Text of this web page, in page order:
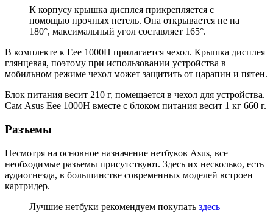
К корпусу крышка дисплея прикрепляется с
помощью прочных петель. Она открывается не на
180°, максимальный угол составляет 165°.
В комплекте к Eee 1000H прилагается чехол. Крышка дисплея
глянцевая, поэтому при использовании устройства в
мобильном режиме чехол может защитить от царапин и пятен.
Блок питания весит 210 г, помещается в чехол для устройства.
Сам Asus Eee 1000H вместе с блоком питания весит 1 кг 660 г.
Разъемы
Несмотря на основное назначение нетбуков Asus, все
необходимые разъемы присутствуют. Здесь их несколько, есть
аудиогнезда, в большинстве современных моделей встроен
картридер.
Лучшие нетбуки рекомендуем покупать здесь